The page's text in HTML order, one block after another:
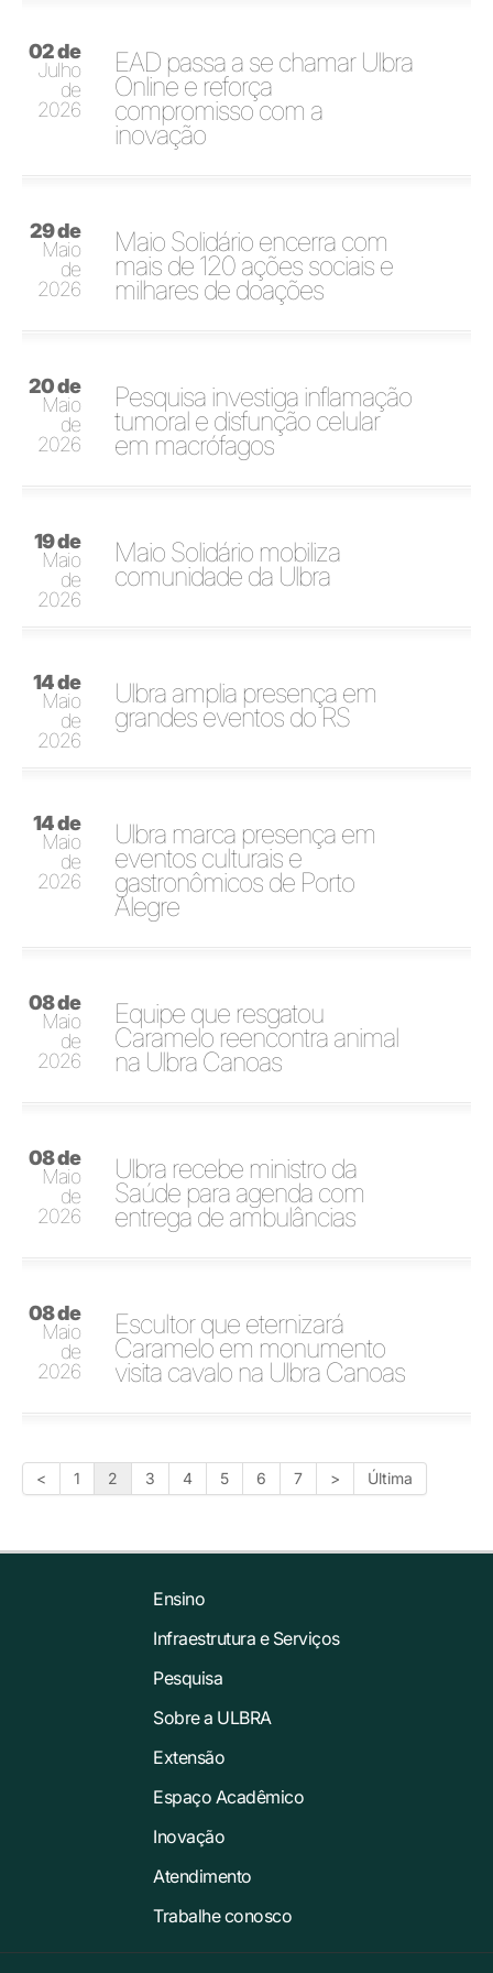
02 de
Julho
de
2026
EAD passa a se chamar Ulbra
Online e reforça
compromisso com a
inovação
29 de
Maio
de
2026
Maio Solidário encerra com
mais de 120 ações sociais e
milhares de doações
20 de
Maio
de
2026
Pesquisa investiga inflamação
tumoral e disfunção celular
em macrófagos
19 de
Maio
de
2026
Maio Solidário mobiliza
comunidade da Ulbra
14 de
Maio
de
2026
Ulbra amplia presença em
grandes eventos do RS
14 de
Maio
de
2026
Ulbra marca presença em
eventos culturais e
gastronômicos de Porto
Alegre
08 de
Maio
de
2026
Equipe que resgatou
Caramelo reencontra animal
na Ulbra Canoas
08 de
Maio
de
2026
Ulbra recebe ministro da
Saúde para agenda com
entrega de ambulâncias
08 de
Maio
de
2026
Escultor que eternizará
Caramelo em monumento
visita cavalo na Ulbra Canoas
< 1 2 3 4 5 6 7 > Última
Ensino
Infraestrutura e Serviços
Pesquisa
Sobre a ULBRA
Extensão
Espaço Acadêmico
Inovação
Atendimento
Trabalhe conosco